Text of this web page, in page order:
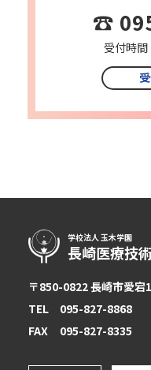
☎
受付時
学校法人 玉木学園
長崎医療技
〒850-0822 長崎市愛宕
TEL
095-827-8868
FAX
095-827-8335